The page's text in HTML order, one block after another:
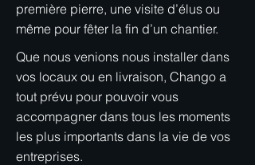
première pierre, une visite d’élus ou
même pour fêter la fin d’un chantier.
Que nous venions nous installer dans
vos locaux ou en livraison, Chango a
tout prévu pour pouvoir vous
accompagner dans tous les moments
les plus importants dans la vie de vos
entreprises.